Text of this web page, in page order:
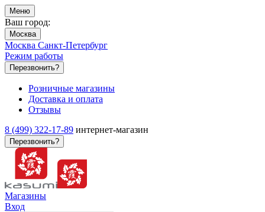
Меню
Ваш город:
Москва
Москва Санкт-Петербург
Режим работы
Перезвонить?
Розничные магазины
Доставка и оплата
Отзывы
8 (499) 322-17-89 интернет-магазин
Перезвонить?
Магазины
Вход